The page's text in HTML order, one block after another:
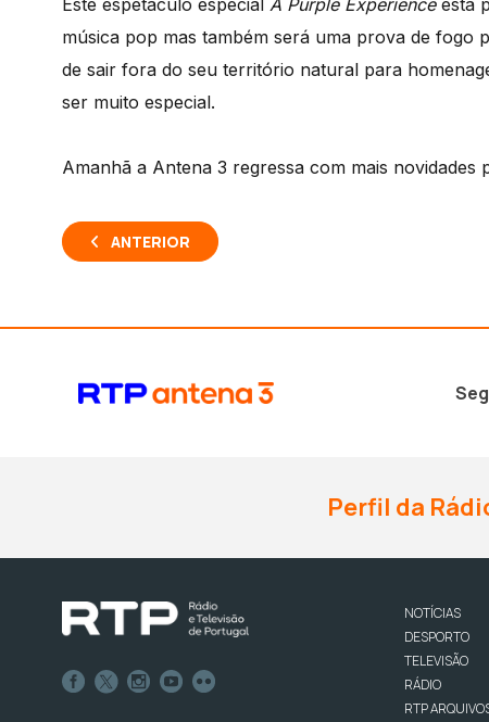
música pop mas também será uma prova de fogo
de sair fora do seu território natural para
ser muito especial.
Amanhã a Antena 3 regressa com mais novidades
ANTERIOR
Perfil da
NOTÍCIAS
DESPORTO
TELEVISÃO
RÁDIO
RTP